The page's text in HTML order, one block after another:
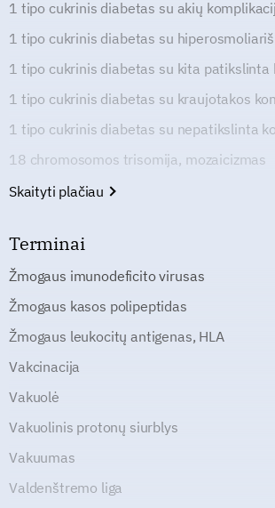
1 tipo cukrinis diabetas su akių
1 tipo cukrinis diabetas su
1 tipo cukrinis diabetas su kita patikslinta
1 tipo cukrinis diabetas su kraujotakos
1 tipo cukrinis diabetas su nepatikslinta
18 chromosomos trisomija, mozaicizmas
Skaityti plačiau
Terminai
Žmogaus imunodeficito virusas
Žmogaus kasos polipeptidas
Žmogaus leukocitų antigenas, HLA
Vakcinacija
Vakuolė
Vakuolinis protonų siurblys
Vakuumas
Valdenštremo liga